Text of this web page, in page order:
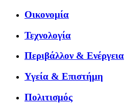
Οικονομία
Τεχνολογία
Περιβάλλον & Ενέργεια
Υγεία & Επιστήμη
Πολιτισμός